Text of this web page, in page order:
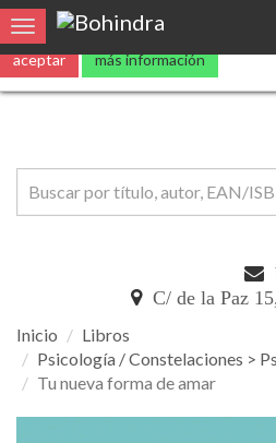
Utilizamoscookies propias y de
aceptar más información
Toggle navigation
C/ de la Paz
Psicología / Constelaciones >
Tu nueva forma de amar
Tu
nueva
forma